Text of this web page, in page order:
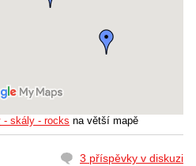
- skály - rocks na větší mapě
3 příspěvky v diskuzi